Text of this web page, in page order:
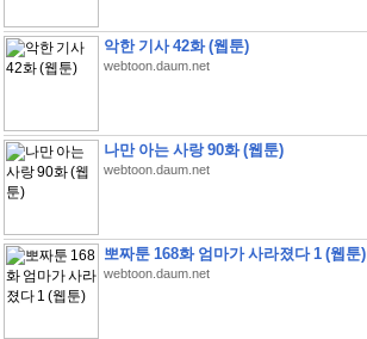
악한 기사 42화 (웹툰)
webtoon.daum.net
나만 아는 사랑 90화 (웹툰)
webtoon.daum.net
뽀짜툰 168화 엄마가 사라졌다 1 (웹툰)
webtoon.daum.net